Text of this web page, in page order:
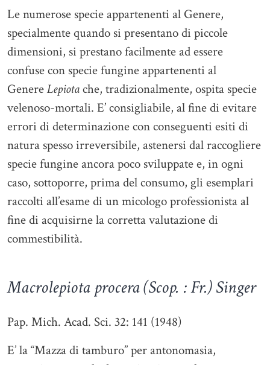
Le numerose specie appartenenti al Genere,
specialmente quando si presentano di piccole
dimensioni, si prestano facilmente ad essere
confuse con specie fungine appartenenti al
GenereLepiotache, tradizionalmente, ospita specie
velenoso-mortali. E’ consigliabile, al fine di evitare
errori di determinazione con conseguenti esiti di
natura spesso irreversibile, astenersi dal raccogliere
specie fungine ancora poco sviluppate e, in ogni
caso, sottoporre, prima del consumo, gli esemplari
raccolti all’esame di un micologo professionista al
fine di acquisirne la corretta valutazione di
commestibilità.
Macrolepiota procera (Scop. : Fr.) Singer
Pap. Mich. Acad. Sci. 32: 141 (1948)
E’ la “Mazza di tamburo” per antonomasia,